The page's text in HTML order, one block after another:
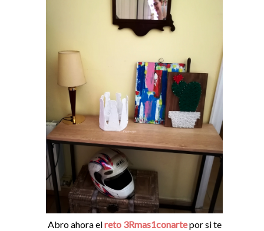
Abro ahora elreto 3Rmas1conartepor si te